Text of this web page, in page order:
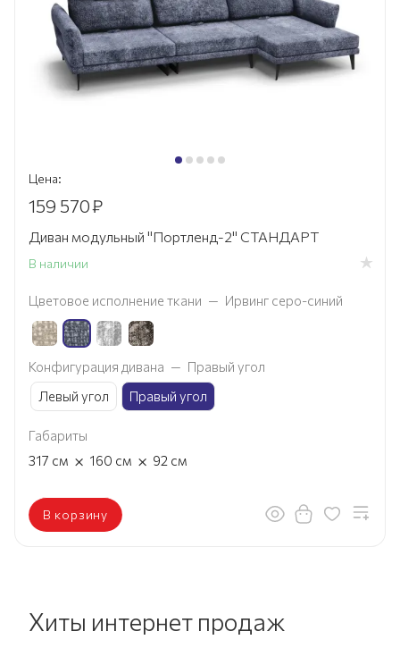
Цена:
159 570₽
Диван модульный "Портленд-2" СТАНДАРТ
В наличии
Цветовое исполнение ткани — Ирвинг серо-синий
Конфигурация дивана — Правый угол
Левый угол
Правый угол
Габариты
317 см × 160 см × 92 см
В корзину
Хиты интернет продаж